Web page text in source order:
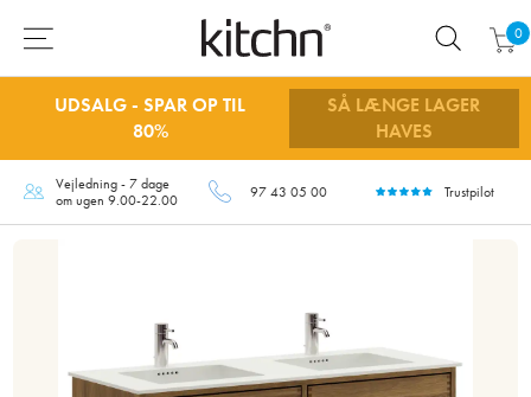
0
UDSALG - SPAR OP TIL
80%
SÅ LÆNGE LAGER
HAVES
Vejledning - 7 dage
om ugen 9.00-22.00
97 43 05 00 Trustpilot